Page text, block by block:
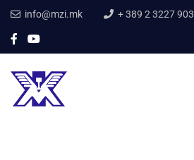
info@mzi.mk + 389 2 3227 903